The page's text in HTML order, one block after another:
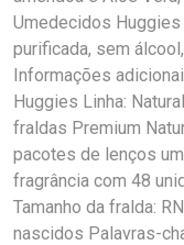
Umedecidos
purificada, sem
Informações
Huggies Linha:
fraldas Premium
pacotes de lenços
fragrância com 48
Tamanho da fralda:
nascidos Palavras-